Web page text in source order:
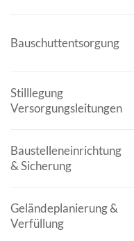
Bauschuttentsorgung
Stilllegung
Versorgungsleitungen
Baustelleneinrichtung
& Sicherung
Geländeplanierung &
Verfüllung